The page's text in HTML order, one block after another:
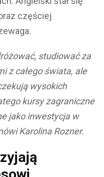
częściej
studiować za
z całego świata, ale
wysokich
kursy zagraniczne
jako inwestycja w
Karolina Rozner.